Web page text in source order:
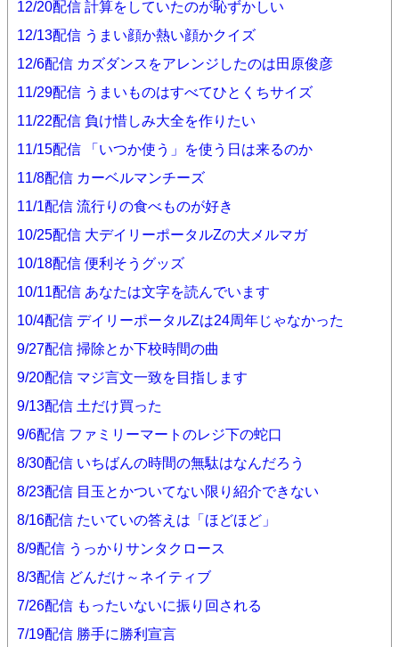
12/20配信 計算をしていたのが恥ずかしい
12/13配信 うまい顔か熱い顔かクイズ
12/6配信 カズダンスをアレンジしたのは田原俊彦
11/29配信 うまいものはすべてひとくちサイズ
11/22配信 負け惜しみ大全を作りたい
11/15配信 「いつか使う」を使う日は来るのか
11/8配信 カーベルマンチーズ
11/1配信 流行りの食べものが好き
10/25配信 大デイリーポータルZの大メルマガ
10/18配信 便利そうグッズ
10/11配信 あなたは文字を読んでいます
10/4配信 デイリーポータルZは24周年じゃなかった
9/27配信 掃除とか下校時間の曲
9/20配信 マジ言文一致を目指します
9/13配信 土だけ買った
9/6配信 ファミリーマートのレジ下の蛇口
8/30配信 いちばんの時間の無駄はなんだろう
8/23配信 目玉とかついてない限り紹介できない
8/16配信 たいていの答えは「ほどほど」
8/9配信 うっかりサンタクロース
8/3配信 どんだけ～ネイティブ
7/26配信 もったいないに振り回される
7/19配信 勝手に勝利宣言